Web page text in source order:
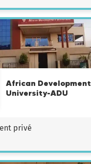
African Development
University-ADU
privé